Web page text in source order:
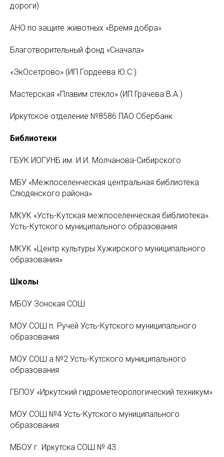
дороги)
АНО по защите животных «Время добра»
Благотворительный фонд «Сначала»
«ЭкОсетрово» (ИП Гордеева Ю.С.)
Мастерская «Плавим стекло» (ИП Грачева В.А.)
Иркутское отделение №8586 ПАО Сбербанк
Библиотеки
ГБУК ИОГУНБ им. И.И. Молчанова-Сибирского
МБУ «Межпоселенческая центральная библиотека
Слюдянского района»
МКУК «Усть-Кутская межпоселенческая библиотека»
Усть-Кутского муниципального образования
МКУК «Центр культуры Хужирского муниципального
образования»
Школы
МБОУ Зонская СОШ
МОУ СОШ п. Ручей Усть-Кутского муниципального
образования
МОУ СОШ а №2 Усть-Кутского муниципального
образования
ГБПОУ «Иркутский гидрометеорологический техникум»
МОУ СОШ №4 Усть-Кутского муниципального
образования
МБОУ г. Иркутска СОШ № 43